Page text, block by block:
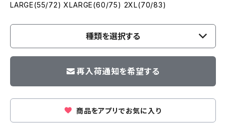
LARGE(55/72) XLARGE(60/75) 2XL(70/83)
種類を選択する
再入荷通知を希望する
商品をアプリでお気に入り